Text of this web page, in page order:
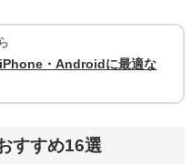
・Androidに最適な
すすめ16選